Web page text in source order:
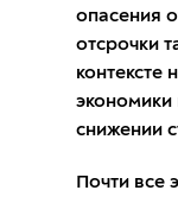
опасения
отсрочки
контексте
снижении
Почти все